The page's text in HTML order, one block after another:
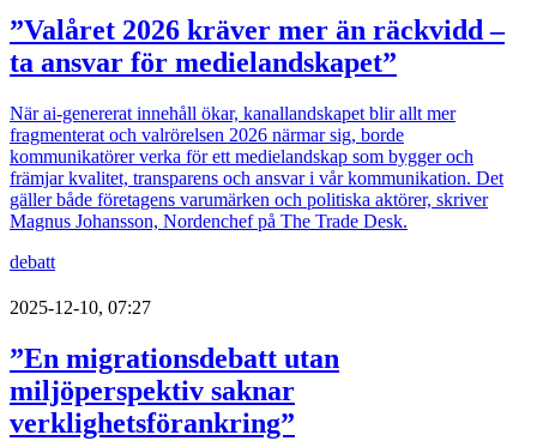
”Valåret 2026 kräver mer än räckvidd –
ta ansvar för medielandskapet”
När ai-genererat innehåll ökar, kanallandskapet blir allt mer
fragmenterat och valrörelsen 2026 närmar sig, borde
kommunikatörer verka för ett medielandskap som bygger och
främjar kvalitet, transparens och ansvar i vår kommunikation. Det
gäller både företagens varumärken och politiska aktörer, skriver
Magnus Johansson, Nordenchef på The Trade Desk.
debatt
2025-12-10, 07:27
”En migrationsdebatt utan
miljöperspektiv saknar
verklighetsförankring”